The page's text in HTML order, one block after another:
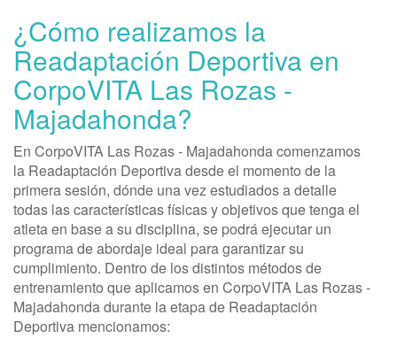
¿Cómo realizamos la
Readaptación Deportiva en
CorpoVITA Las Rozas -
Majadahonda?
En CorpoVITA Las Rozas - Majadahonda comenzamos
la Readaptación Deportiva desde el momento de la
primera sesión, dónde una vez estudiados a detalle
todas las características físicas y objetivos que tenga el
atleta en base a su disciplina, se podrá ejecutar un
programa de abordaje ideal para garantizar su
cumplimiento. Dentro de los distintos métodos de
entrenamiento que aplicamos en CorpoVITA Las Rozas -
Majadahonda durante la etapa de Readaptación
Deportiva mencionamos: